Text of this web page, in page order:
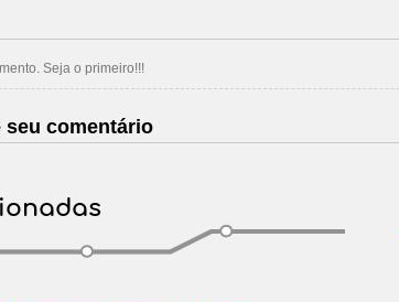
Seja o primeiro!!!
seu comentário